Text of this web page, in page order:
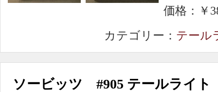
価格：￥
カテゴリー： テール
ソービッツ #905 テールライト